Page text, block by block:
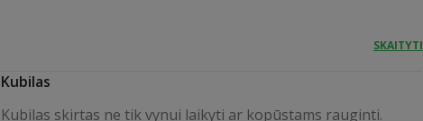
SKAITYTI
Kubilas
Kubilas skirtas ne tik vynui laikyti ar kopūstams rauginti.